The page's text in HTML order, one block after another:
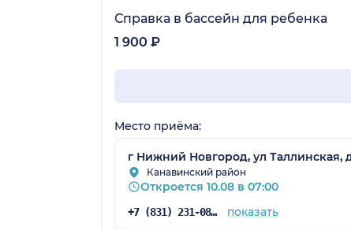
Справка в бассейн для ребенка
1 900 ₽
Место приёма:
г Нижний Новгород, ул Таллинская,
Канавинский район
Откроется 10.08 в 07:00
+7 (831) 231-08-37 показать